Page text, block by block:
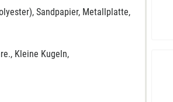
Sandpapier, Metallplatte,
Kleine Kugeln,